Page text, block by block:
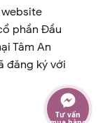
phần Đầu
Tâm An
đăng ký với
Tư vấn